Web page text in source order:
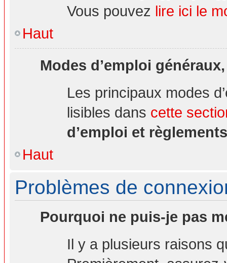
Vous pouvez lire ici le
Haut
Modes d’emploi
Les principaux modes
lisibles dans cette
d’emploi et règlements
Haut
Problèmes de
Pourquoi ne puis-je pas
Il y a plusieurs raisons